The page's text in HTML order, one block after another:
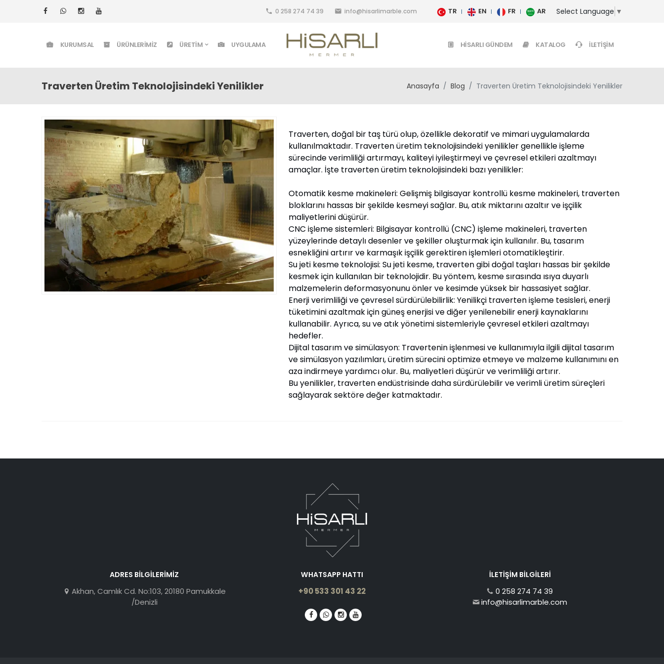
local_phone 0 258 274 74 39 email info@hisarlimarble.com TR EN FR AR Select Language ▼
KURUMSAL ÜRÜNLERIMIZ ÜRETIM UYGULAMA HISARLI GÜNDEM KATALOG İLETIŞIM
Traverten Üretim Teknolojisindeki Yenilikler Anasayfa Blog Traverten Üretim Teknolojisindeki Yenilikler
Traverten, doğal bir taş türü olup, özellikle dekoratif ve mimari uygulamalarda
kullanılmaktadır. Traverten üretim teknolojisindeki yenilikler genellikle işleme
sürecinde verimliliği artırmayı, kaliteyi iyileştirmeyi ve çevresel etkileri azaltmayı
amaçlar. İşte traverten üretim teknolojisindeki bazı yenilikler:
Otomatik kesme makineleri: Gelişmiş bilgisayar kontrollü kesme makineleri, traverten
bloklarını hassas bir şekilde kesmeyi sağlar. Bu, atık miktarını azaltır ve işçilik
maliyetlerini düşürür.
CNC işleme sistemleri: Bilgisayar kontrollü (CNC) işleme makineleri, traverten
yüzeylerinde detaylı desenler ve şekiller oluşturmak için kullanılır. Bu, tasarım
esnekliğini artırır ve karmaşık işçilik gerektiren işlemleri otomatikleştirir.
Su jeti kesme teknolojisi: Su jeti kesme, traverten gibi doğal taşları hassas bir şekilde
kesmek için kullanılan bir teknolojidir. Bu yöntem, kesme sırasında ısıya duyarlı
malzemelerin deformasyonunu önler ve kesimde yüksek bir hassasiyet sağlar.
Enerji verimliliği ve çevresel sürdürülebilirlik: Yenilikçi traverten işleme tesisleri, enerji
tüketimini azaltmak için güneş enerjisi ve diğer yenilenebilir enerji kaynaklarını
kullanabilir. Ayrıca, su ve atık yönetimi sistemleriyle çevresel etkileri azaltmayı
hedefler.
Dijital tasarım ve simülasyon: Travertenin işlenmesi ve kullanımıyla ilgili dijital tasarım
ve simülasyon yazılımları, üretim sürecini optimize etmeye ve malzeme kullanımını en
aza indirmeye yardımcı olur. Bu, maliyetleri düşürür ve verimliliği artırır.
Bu yenilikler, traverten endüstrisinde daha sürdürülebilir ve verimli üretim süreçleri
sağlayarak sektöre değer katmaktadır.
ADRES BILGILERIMIZ
Akhan, Camlık Cd. No:103, 20180 Pamukkale
/Denizli
WHATSAPP HATTI
+90 533 301 43 22
İLETIŞIM BILGILERI
0 258 274 74 39
info@hisarlimarble.com